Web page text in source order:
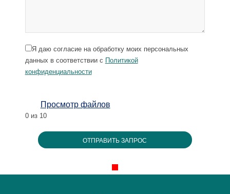
Я даю согласие на обработку моих персональных
данных в соответствии с Политикой
конфиденциальности
Просмотр файлов
0из 10